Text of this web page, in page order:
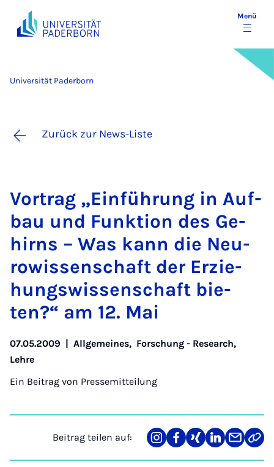
Menü
Universität Paderborn
Zurück zur News-Liste
Vor­trag „Ein­füh­rung in Auf­
bau und Funk­ti­on des Ge­
hirns – Was kann die Neu­
ro­wis­sen­schaft der Er­zie­
hungs­wis­sen­schaft bie­
ten?“ am 12. Mai
07.05.2009 | Allgemeines, Forschung - Research,
Lehre
Ein Beitrag von Pressemitteilung
Beitrag teilen auf:
Teilen
auf
Teilen
auf
Teilen
auf
Teilen
auf
Teilen
über
Link